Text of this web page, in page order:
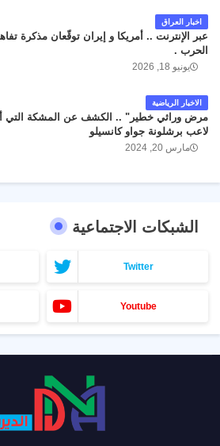
اخبار العراق
عبر الإنترنت .. أمريكا و إيران توقّعان مذكرة
الحرب .
يونيو 18, 2026
الاخبار الرياضية
مرض وراثي خطير" .. الكشف عن المشكة التي
لاعب برشلونة جواو كانسيلو
مارس 20, 2024
الشبكات الاجتماعية
Twitter
Youtube